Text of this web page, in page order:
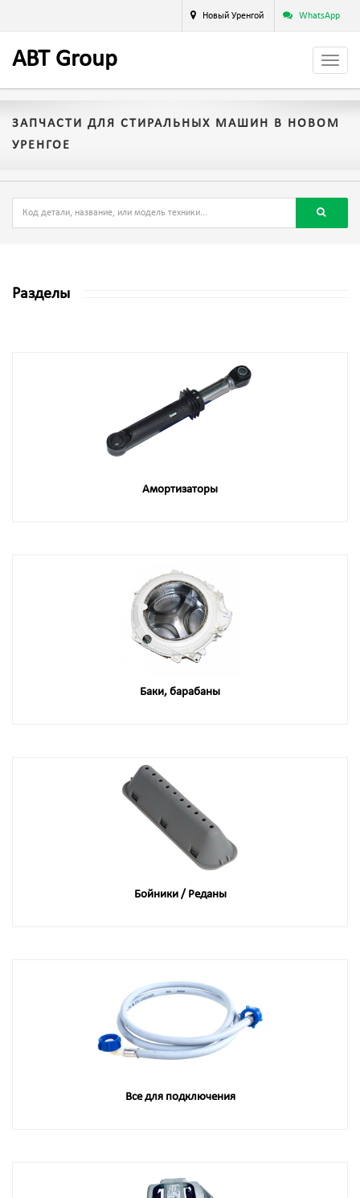
Новый Уренгой WhatsApp
ABT Group
ЗАПЧАСТИ ДЛЯ СТИРАЛЬНЫХ МАШИН В НОВОМ
УРЕНГОЕ
Разделы
Амортизаторы
Баки, барабаны
Бойники / Реданы
Все для подключения